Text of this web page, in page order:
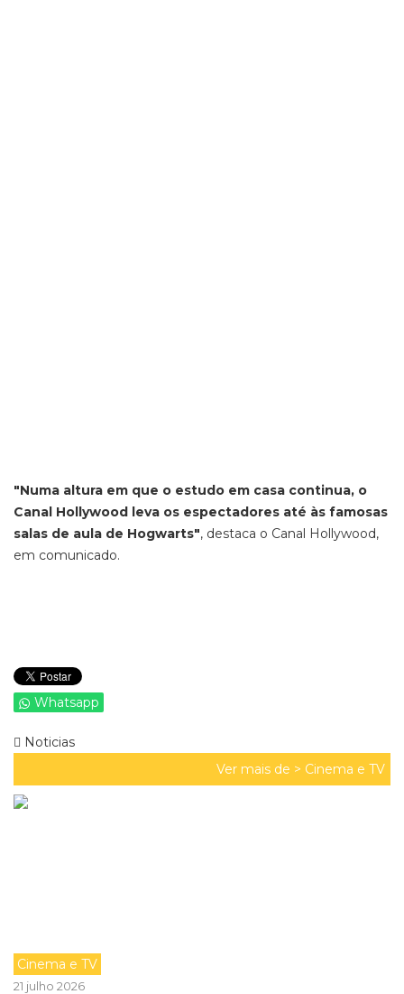
"Numa altura em que o estudo em casa continua, o
Canal Hollywood leva os espectadores até às famosas
salas de aula de Hogwarts", destaca o Canal Hollywood,
em comunicado.
Whatsapp
Noticias
Ver mais de > Cinema e TV
Cinema e TV
21 julho 2026